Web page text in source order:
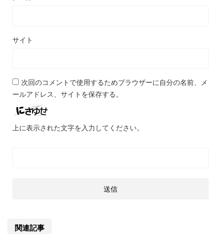
サイト
次回のコメントで使用するためブラウザーに自分の名前、メ
ールアドレス、サイトを保存する。
上に表示された文字を入力してください。
関連記事